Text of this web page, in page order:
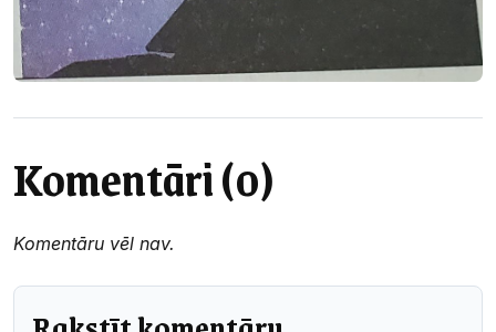
Komentāri (0)
Komentāru vēl nav.